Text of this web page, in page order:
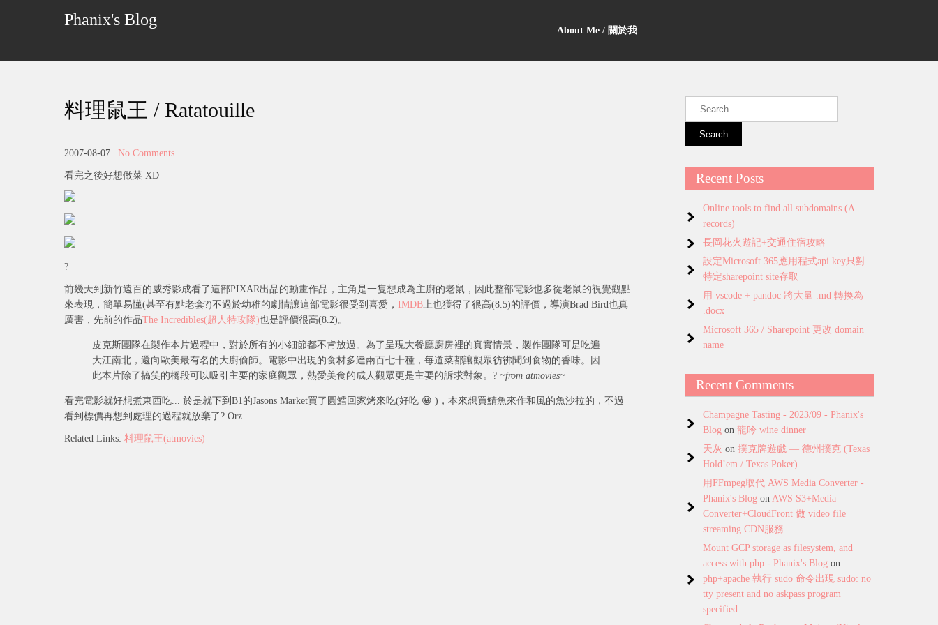
Phanix's Blog
About Me / 關於我
料理鼠王 / Ratatouille
2007-08-07 No Comments
看完之後好想做菜 XD
?
前幾天到新竹遠百的威秀影成看了這部PIXAR出品的動畫作品，主角是一隻想成為主廚的老鼠，因此整部電影也多從老鼠的視覺觀點
來表現，簡單易懂(甚至有點老套?)不過於幼稚的劇情讓這部電影很受到喜愛， IMDB上也獲得了很高(8.5)的評價，導演Brad Bird也真
厲害，先前的作品The Incredibles(超人特攻隊)也是評價很高(8.2)。
皮克斯團隊在製作本片過程中，對於所有的小細節都不肯放過。為了呈現大餐廳廚房裡的真實情景，製作團隊可是吃遍
大江南北，還向歐美最有名的大廚偷師。電影中出現的食材多達兩百七十種，每道菜都讓觀眾彷彿聞到食物的香味。因
此本片除了搞笑的橋段可以吸引主要的家庭觀眾，熱愛美食的成人觀眾更是主要的訴求對象。? ~from atmovies~
看完電影就好想煮東西吃... 於是就下到B1的Jasons Market買了圓鱈回家烤來吃(好吃 😀 )，本來想買鯖魚來作和風的魚沙拉的，不過
看到標價再想到處理的過程就放棄了? Orz
Related Links: 料理鼠王(atmovies)
Recent Posts
Online tools to find all subdomains (A
records)
長岡花火遊記+交通住宿攻略
設定Microsoft 365應用程式api key只對
特定sharepoint site存取
用 vscode + pandoc 將大量 .md 轉換為
.docx
Microsoft 365 / Sharepoint 更改 domain
name
Recent Comments
Champagne Tasting - 2023/09 - Phanix's
Blog on 龍吟 wine dinner
天灰 on 撲克牌遊戲 — 德州撲克 (Texas
Hold’em / Texas Poker)
用FFmpeg取代 AWS Media Converter -
Phanix's Blog on AWS S3+Media
Converter+CloudFront 做 video file
streaming CDN服務
Mount GCP storage as filesystem, and
access with php - Phanix's Blog on
php+apache 執行 sudo 命令出現 sudo: no
tty present and no askpass program
specified